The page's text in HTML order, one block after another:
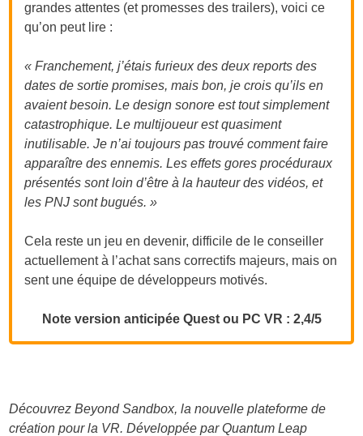
grandes attentes (et promesses des trailers), voici ce
qu’on peut lire :
« Franchement, j’étais furieux des deux reports des
dates de sortie promises, mais bon, je crois qu’ils en
avaient besoin. Le design sonore est tout simplement
catastrophique. Le multijoueur est quasiment
inutilisable. Je n’ai toujours pas trouvé comment faire
apparaître des ennemis. Les effets gores procéduraux
présentés sont loin d’être à la hauteur des vidéos, et
les PNJ sont bugués. »
Cela reste un jeu en devenir, difficile de le conseiller
actuellement à l’achat sans correctifs majeurs, mais on
sent une équipe de développeurs motivés.
Note version anticipée Quest ou PC VR : 2,4/5
Découvrez Beyond Sandbox, la nouvelle plateforme de
création pour la VR. Développée par Quantum Leap